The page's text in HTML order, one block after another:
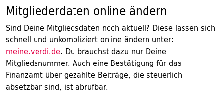
Mitgliederdaten online ändern
Sind Deine Mitgliedsdaten noch aktuell? Diese lassen sich
schnell und unkompliziert online ändern unter:
meine.verdi.de. Du brauchst dazu nur Deine
Mitgliedsnummer. Auch eine Bestätigung für das
Finanzamt über gezahlte Beiträge, die steuerlich
absetzbar sind, ist abrufbar.